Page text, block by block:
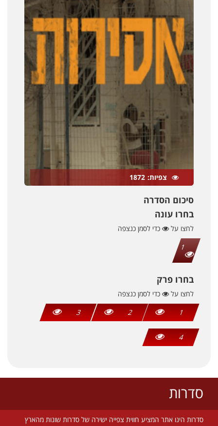
צפיות 1872
סיכום הסדרה
בחרו עונה
לחצו על
כדי לסמן כנצפה
1
בחרו פרק
לחצו על
כדי לסמן כנצפה
1
2
3
4
סדרות
סדרות הינו אתר המציע חווית צפייה ישירה של סדרות שונות מהארץ